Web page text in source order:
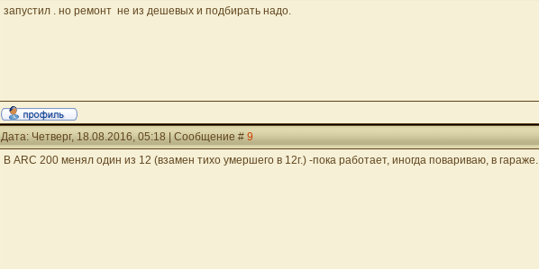
запустил . но ремонт не из дешевых и подбирать надо.
Дата: Четверг, 18.08.2016, 05:18 | Сообщение #9
В ARC 200 менял один из 12 (взамен тихо умершего в 12г.) -пока работает, иногда повариваю, в гараже.